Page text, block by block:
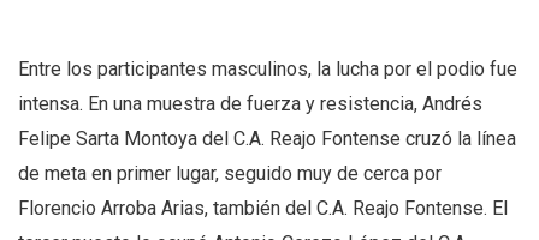
Entre los participantes masculinos, la lucha por el podio fue
intensa. En una muestra de fuerza y resistencia, Andrés
Felipe Sarta Montoya del C.A. Reajo Fontense cruzó la línea
de meta en primer lugar, seguido muy de cerca por
Florencio Arroba Arias, también del C.A. Reajo Fontense. El